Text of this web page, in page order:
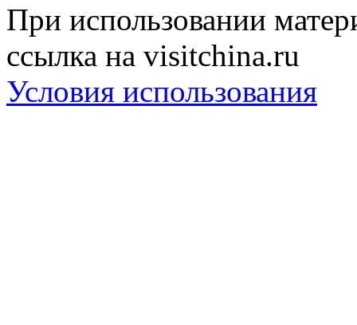
При использовании
ссылка на visitchina.ru
Условия использования